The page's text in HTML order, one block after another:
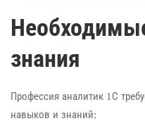
знания
Профессия аналитик 1С
навыков и знаний: